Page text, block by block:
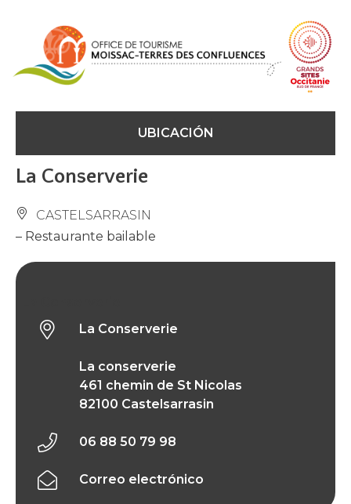
UBICACIÓN
La Conserverie
CASTELSARRASIN
– Restaurante bailable
La Conserverie
La conserverie
461 chemin de St Nicolas
82100 Castelsarrasin
06 88 50 79 98
Correo electrónico